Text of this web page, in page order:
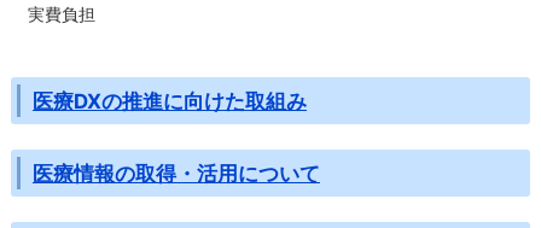
実費負担
医療DXの推進に向けた取組み
医療情報の取得・活用について